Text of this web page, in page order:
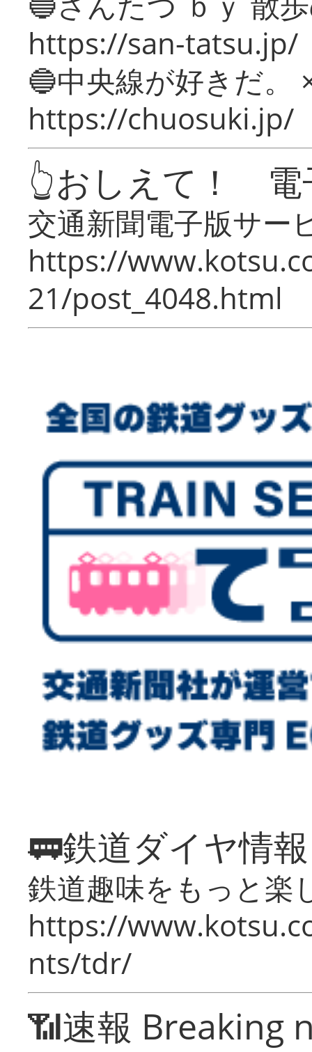
https://san-tatsu.jp/
🔵中央線が好きだ。
https://chuosuki.jp/
👆おしえて！ 電
交通新聞電子版サー
https://
21/post_4048.html
🚃鉄道ダイヤ情
鉄道趣味をもっと楽
https://
nts/tdr/
📶速報 Breaking